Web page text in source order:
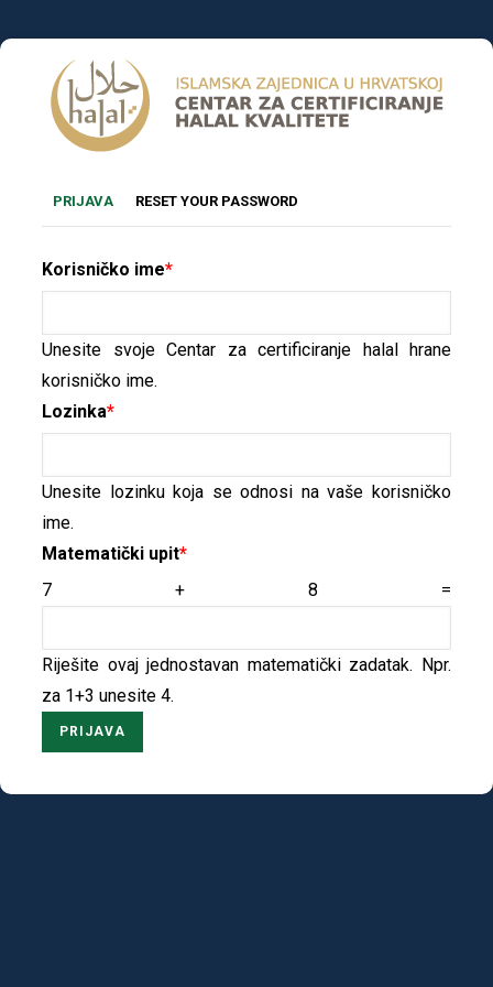
Skoči
Primary
PRIJAVA (AKTIVNA
OZNAKA)
RESET YOUR PASSWORD
Korisničko ime
Unesite svoje Centar za certificiranje halal hrane
korisničko ime.
Lozinka
Unesite lozinku koja se odnosi na vaše korisničko
ime.
Matematički upit
7 + 8 =
Riješite ovaj jednostavan matematički zadatak. Npr.
za 1+3 unesite 4.